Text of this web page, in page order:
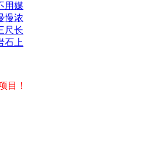
用媒
慢浓
尺长
石上
目！